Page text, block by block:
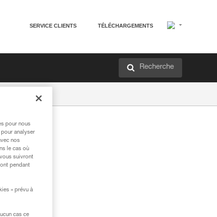
SERVICE CLIENTS TÉLÉCHARGEMENTS
Recherche
pour nous
analyser
nos
le cas où
suivront
pendant
» prévu à
cas ce